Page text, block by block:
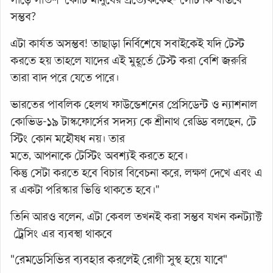
সম্ভব?
এটা কার্যত অসম্ভব! তাছাড়া নির্বিশেষে সবাইকেই যদি টেস্ট
করতে হয় তাহলে যাদের এই মুহূর্তে টেস্ট করা বেশি জরুরি
তারা বাদ পরে যেতে পারে।
ভারতের পাবলিক হেলথ ফাউন্ডেশনের প্রেসিডেন্ট ওন্যাশনাল
কোভিড-১৯ টাস্কফোর্সের সদস্য কে শ্রীনাথ রেড্ডি বলছেন, টে
স্টিং কোন মহৌষধ নয়।‍তার
মতে,আপনাকে টেস্টিং অবশ্যই করতে হবে।
কিন্তু সেটা করতে হবে বিচার বিবেচনা করে,লক্ষণ দেখে এবং এ
র একটা পরিস্কার ভিত্তি থাকতে হবে।"
তিনি আরও বলেন, এটা কেবল তখনই করা সম্ভব যখন কনট্যাক্ট
ট্রেসিং এর ব্যবস্থা থাকবে
"রেমডেসিভির ব্যবহার করলেই রোগী সুস্থ হয়ে যাবে"